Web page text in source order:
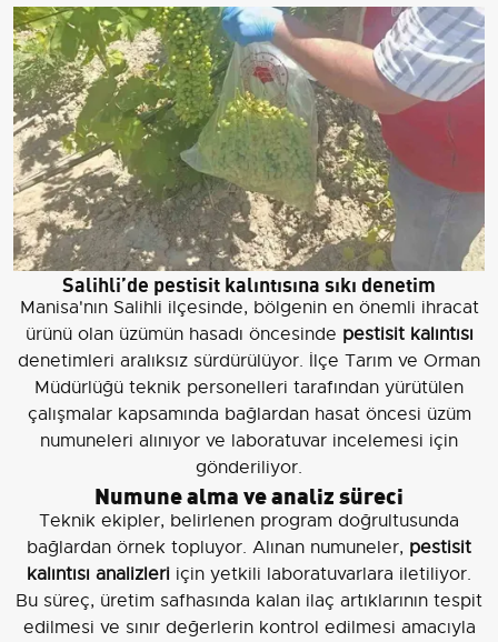
Salihli’de pestisit kalıntısına sıkı denetim
Manisa'nın Salihli ilçesinde, bölgenin en önemli ihracat
ürünü olan üzümün hasadı öncesinde pestisit kalıntısı
denetimleri aralıksız sürdürülüyor. İlçe Tarım ve Orman
Müdürlüğü teknik personelleri tarafından yürütülen
çalışmalar kapsamında bağlardan hasat öncesi üzüm
numuneleri alınıyor ve laboratuvar incelemesi için
gönderiliyor.
Numune alma ve analiz süreci
Teknik ekipler, belirlenen program doğrultusunda
bağlardan örnek topluyor. Alınan numuneler, pestisit
kalıntısı analizleri için yetkili laboratuvarlara iletiliyor.
Bu süreç, üretim safhasında kalan ilaç artıklarının tespit
edilmesi ve sınır değerlerin kontrol edilmesi amacıyla